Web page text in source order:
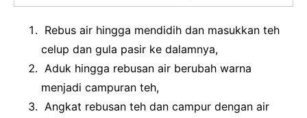
Rebus air hingga mendidih dan masukkan teh
celup dan gula pasir ke dalamnya,
Aduk hingga rebusan air berubah warna
menjadi campuran teh,
Angkat rebusan teh dan campur dengan air